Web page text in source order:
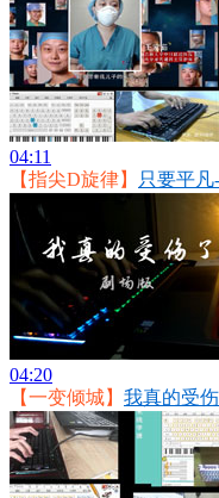
04:11
【指尖D旋律】
只要平
04:20
【一变倾城】 我真的受